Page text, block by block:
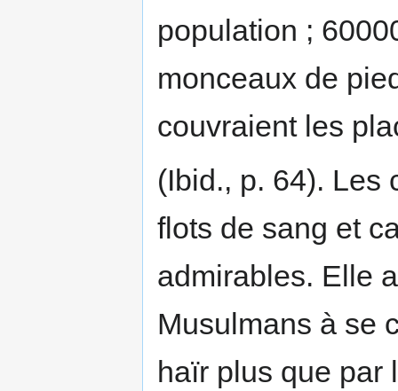
population ;
monceaux de
couvraient les
(Ibid., p. 64). Les
flots de sang et
admirables. Elle
Musulmans à se
haïr plus que par